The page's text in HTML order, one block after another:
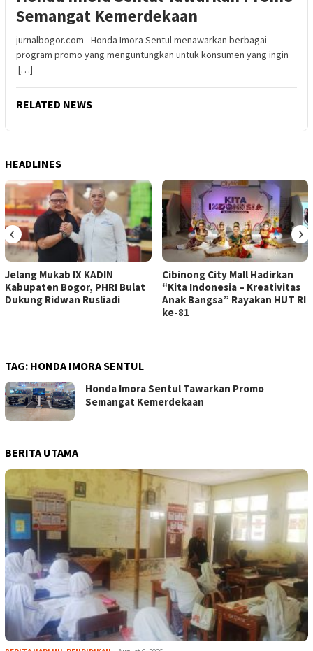
Semangat Kemerdekaan
jurnalbogor.com - Honda Imora Sentul menawarkan berbagai
program promo yang menguntungkan untuk konsumen yang ingin
[…]
RELATED NEWS
HEADLINES
Jelang Mukab IX KADIN
Kabupaten Bogor, PHRI Bulat
Dukung Ridwan Rusliadi
Cibinong City Mall Hadirkan
“Kita Indonesia – Kreativitas
Anak Bangsa” Rayakan HUT RI
ke-81
‹ ›
TAG: HONDA IMORA SENTUL
Honda Imora Sentul Tawarkan Promo
Semangat Kemerdekaan
BERITA UTAMA